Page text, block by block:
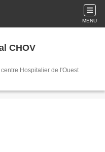
MENU
CHOV
Hospitalier de l'Ouest